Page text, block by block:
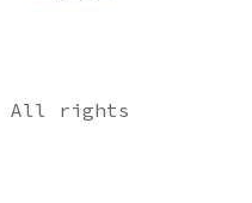
All rights